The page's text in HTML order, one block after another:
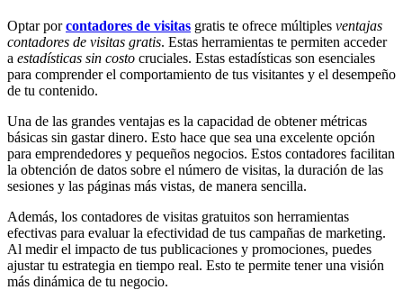
Optar porcontadores de visitas gratis te ofrece múltiples ventajas
contadores de visitas gratis. Estas herramientas te permiten acceder
a estadísticas sin costo cruciales. Estas estadísticas son esenciales
para comprender el comportamiento de tus visitantes y el desempeño
de tu contenido.
Una de las grandes ventajas es la capacidad de obtener métricas
básicas sin gastar dinero. Esto hace que sea una excelente opción
para emprendedores y pequeños negocios. Estos contadores facilitan
la obtención de datos sobre el número de visitas, la duración de las
sesiones y las páginas más vistas, de manera sencilla.
Además, los contadores de visitas gratuitos son herramientas
efectivas para evaluar la efectividad de tus campañas de marketing.
Al medir el impacto de tus publicaciones y promociones, puedes
ajustar tu estrategia en tiempo real. Esto te permite tener una visión
más dinámica de tu negocio.